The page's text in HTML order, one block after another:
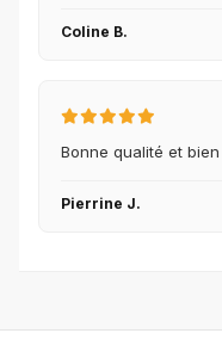
Coline B.
Bonne qualité et
Pierrine J.